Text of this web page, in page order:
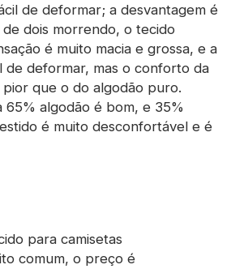
de deformar; a desvantagem é
dois morrendo, o tecido
é muito macia e grossa, e a
de deformar, mas o conforto da
que o do algodão puro.
65% algodão é bom, e 35%
é muito desconfortável e é
para camisetas
comum, o preço é